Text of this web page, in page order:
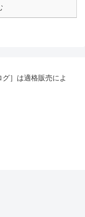
］は適格販売によ